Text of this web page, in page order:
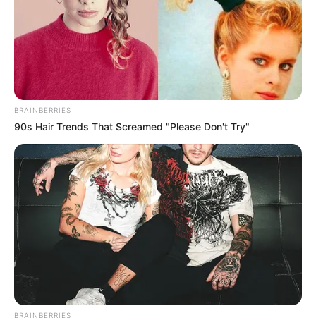
BRAINBERRIES
90s Hair Trends That Screamed "Please Don't Try"
BRAINBERRIES